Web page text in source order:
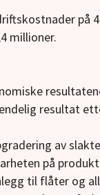
millioner.
resultat
av
på
til flåter og